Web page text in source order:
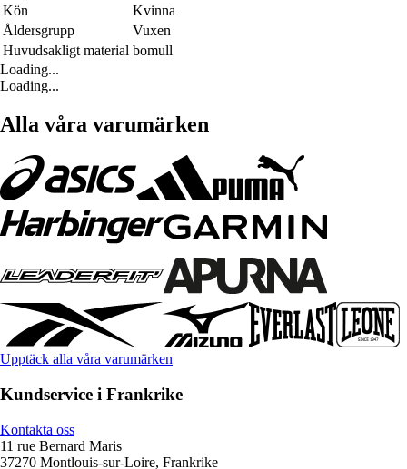
Kön
Kvinna
Åldersgrupp
Vuxen
Huvudsakligt material bomull
Loading...
Loading...
Alla våra varumärken
Upptäck alla våra varumärken
Kundservice i Frankrike
Kontakta oss
11 rue Bernard Maris
37270 Montlouis-sur-Loire, Frankrike